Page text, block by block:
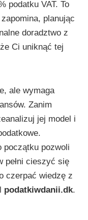
podatku VAT. To
planując
doradztwo z
Ci uniknąć tej
ale wymaga
Zanim
jej model i
początku pozwoli
pełni cieszyć się
czerpać wiedzę z
podatkiwdanii.dk.